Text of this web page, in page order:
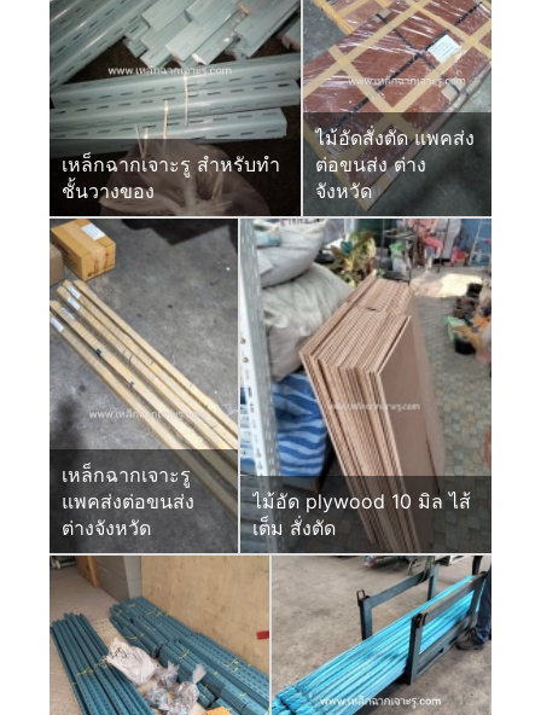
เหล็กฉากเจาะรู สำหรับทำ
ชั้นวางของ
ไม้อัดสั่งตัด แพคส่ง
ต่อขนส่ง ต่าง
จังหวัด
เหล็กฉากเจาะรู
แพคส่งต่อขนส่ง
ต่างจังหวัด
ไม้อัด plywood 10 มิล ไส้
เต็ม สั่งตัด